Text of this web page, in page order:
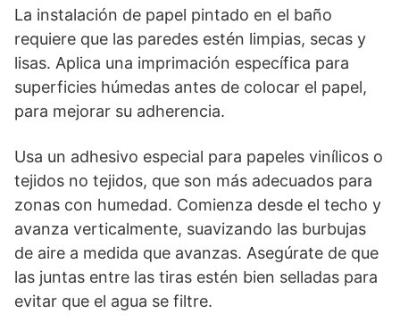
La instalación de papel pintado en el baño
requiere que las paredes estén limpias, secas y
lisas. Aplica una imprimación específica para
superficies húmedas antes de colocar el papel,
para mejorar su adherencia.
Usa un adhesivo especial para papeles vinílicos o
tejidos no tejidos, que son más adecuados para
zonas con humedad. Comienza desde el techo y
avanza verticalmente, suavizando las burbujas
de aire a medida que avanzas. Asegúrate de que
las juntas entre las tiras estén bien selladas para
evitar que el agua se filtre.